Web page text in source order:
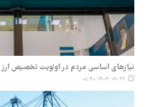
نیازهای اساسی مردم در اولویت تخصیص ارز
۱۴۰۴-۰۹-۲۷ ۰۸:۴۰